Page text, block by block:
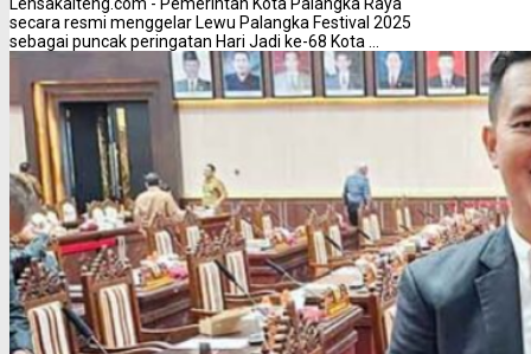
secara resmi menggelar Lewu Palangka Festival 2025
sebagai puncak peringatan Hari Jadi ke-68 Kota ...